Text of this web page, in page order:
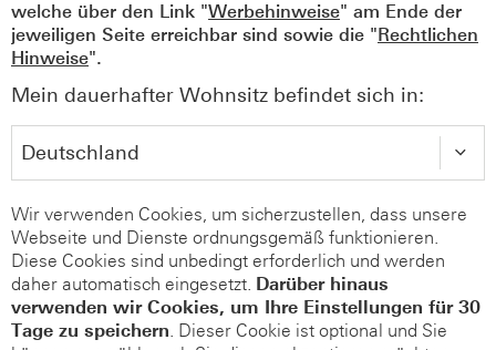
welche über den Link "Werbehinweise" am Ende der
jeweiligen Seite erreichbar sind sowie die "Rechtlichen
Hinweise".
Mein dauerhafter Wohnsitz befindet sich in:
Wir verwenden Cookies, um sicherzustellen, dass unsere
Webseite und Dienste ordnungsgemäß funktionieren.
Diese Cookies sind unbedingt erforderlich und werden
daher automatisch eingesetzt. Darüber hinaus
verwenden wir Cookies, um Ihre Einstellungen für 30
Tage zu speichern. Dieser Cookie ist optional und Sie